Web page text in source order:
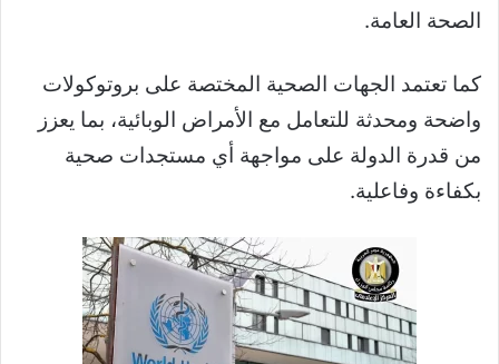
الصحة العامة.
كما تعتمد الجهات الصحية المختصة على بروتوكولات
واضحة ومحدثة للتعامل مع الأمراض الوبائية، بما يعزز
من قدرة الدولة على مواجهة أي مستجدات صحية
بكفاءة وفاعلية.